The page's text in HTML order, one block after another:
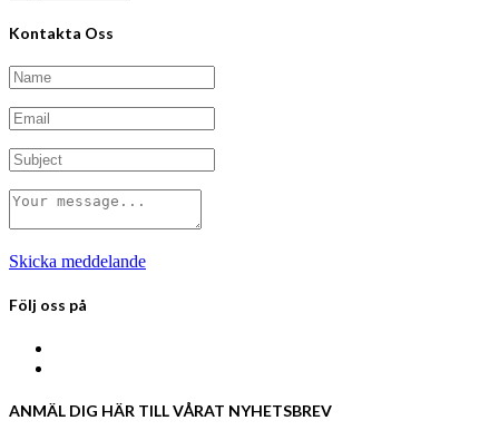
Kontakta Oss
Skicka meddelande
Följ oss på
ANMÄL DIG HÄR TILL VÅRAT NYHETSBREV